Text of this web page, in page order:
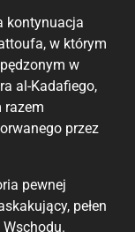
kontynuacja
w którym
w
al-Kadafiego,
razem
przez
pewnej
pełen